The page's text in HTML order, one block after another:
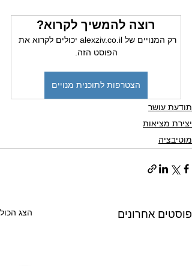
רוצה להמשיך לקרוא?
רק המנויים של alexziv.co.il יכולים לקרוא את
הפוסט הזה.
הצטרפות לתוכנית מנויים
תודעת עושר
יצירת מציאות
מוטיבציה
פוסטים אחרונים הצג הכול